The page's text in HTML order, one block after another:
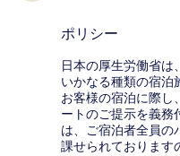
ポリシー
日本の厚生労働省
いかなる種類の宿泊
お客様の宿泊に際し
ートのご提示を義務
は、ご宿泊者全員の
課せられております